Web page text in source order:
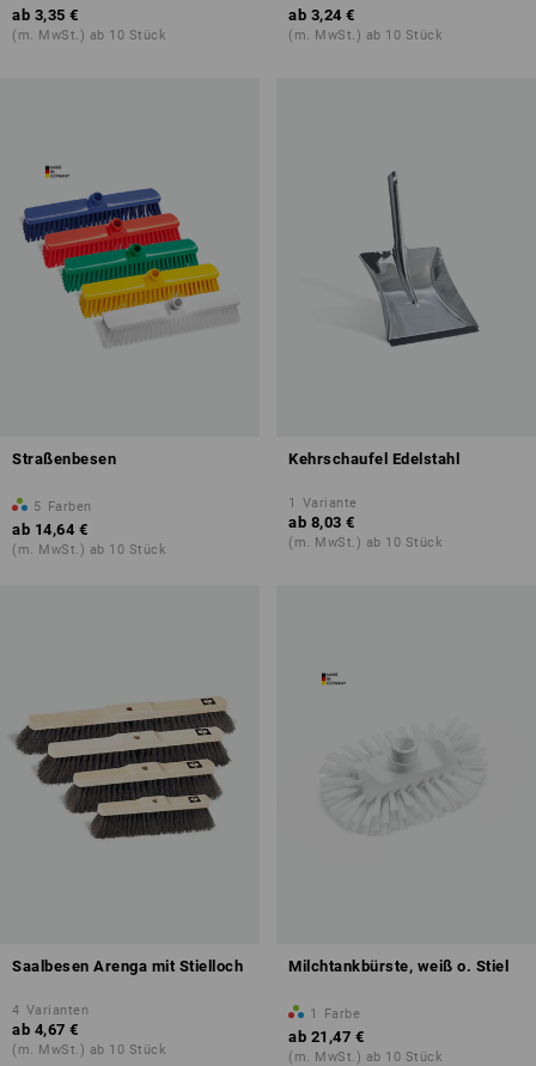
ab 3,35 €
(m. MwSt.) ab 10 Stück
ab 3,24 €
(m. MwSt.) ab 10 Stück
Straßenbesen
5 Farben
ab 14,64 €
(m. MwSt.) ab 10 Stück
Kehrschaufel Edelstahl
1 Variante
ab 8,03 €
(m. MwSt.) ab 10 Stück
Saalbesen Arenga mit Stielloch
4 Varianten
ab 4,67 €
(m. MwSt.) ab 10 Stück
Milchtankbürste, weiß o. Stiel
1 Farbe
ab 21,47 €
(m. MwSt.) ab 10 Stück